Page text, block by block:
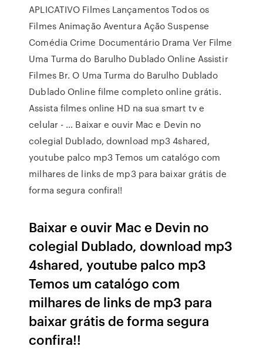
APLICATIVO Filmes Lançamentos Todos os
Filmes Animação Aventura Ação Suspense
Comédia Crime Documentário Drama Ver Filme
Uma Turma do Barulho Dublado Online Assistir
Filmes Br. O Uma Turma do Barulho Dublado
Dublado Online filme completo online grátis.
Assista filmes online HD na sua smart tv e
celular - … Baixar e ouvir Mac e Devin no
colegial Dublado, download mp3 4shared,
youtube palco mp3 Temos um catalógo com
milhares de links de mp3 para baixar grátis de
forma segura confira!!
Baixar e ouvir Mac e Devin no
colegial Dublado, download mp3
4shared, youtube palco mp3
Temos um catalógo com
milhares de links de mp3 para
baixar grátis de forma segura
confira!!